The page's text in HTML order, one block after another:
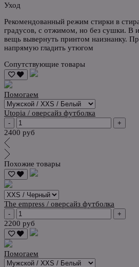
Уход
Рекомендованный режим стирки в
градусов, с отжимом, но без сушки. В
вещь вывернуть принтом наизнанку.
напрямую гладить утюгом
Сопутствующие товары
Помогаем
Utopia / оверсайз футболка
- +
2400 руб
Похожие товары
The empress / оверсайз футболка
- +
2200 руб
Помогаем